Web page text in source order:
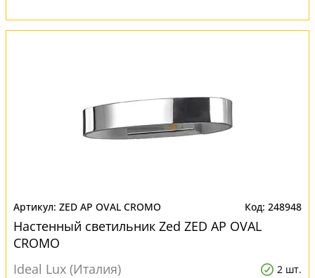
ZED AP OVAL CROMO 248948
Настенный светильник Zed ZED AP OVAL
CROMO
Ideal Lux (Италия)
2 шт.